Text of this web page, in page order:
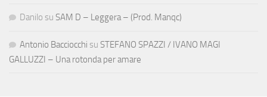
Danilo su SAM D – Leggera – (Prod. Manqc)
Antonio Bacciocchi su STEFANO SPAZZI / IVANO MAGI
GALLUZZI – Una rotonda per amare